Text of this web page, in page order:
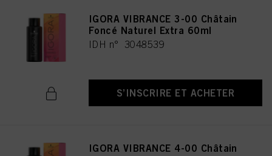
IGORA VIBRANCE 3-00 Châtain
Foncé Naturel Extra 60ml
IDH n° 3048539
S’INSCRIRE ET ACHETER
IGORA VIBRANCE 4-00 Châtain